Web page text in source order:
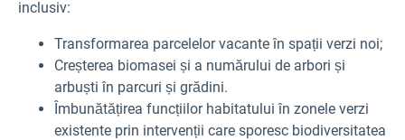
inclusiv:
Transformarea parcelelor vacante în spații verzi noi;
Creșterea biomasei și a numărului de arbori și
arbuști în parcuri și grădini.
Îmbunătățirea funcțiilor habitatului în zonele verzi
existente prin intervenții care sporesc biodiversitatea